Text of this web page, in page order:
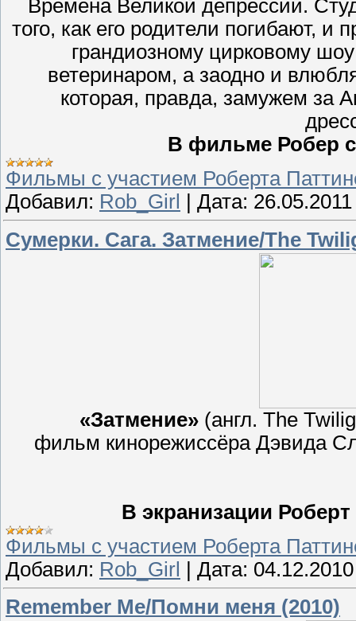
Времена Великой депрессии.
того, как его родители погибают,
грандиозному цирковому
ветеринаром, а заодно и
которая, правда, замужем за
В фильме Робер
Фильмы с участием Роберта
Добавил: Rob_Girl Дата: 26.05.2011
Сумерки. Сага. Затмение/The
«Затмение»(англ. The
фильм кинорежиссёра Дэвида
В экранизации
Фильмы с участием Роберта
Добавил: Rob_Girl | Дата: 04.12.2010
Remember Me/Помни меня (2010)